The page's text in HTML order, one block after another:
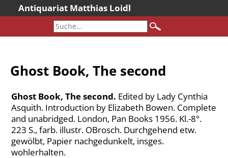
Antiquariat Matthias Loidl
Aktuelles
Neueingänge
Sonderangebote
Katalogarchiv
Newsletter
Über uns
Ghost Book, The second
Ghost Book, The second. Edited by Lady Cynthia
Asquith. Introduction by Elizabeth Bowen. Complete
and unabridged. London, Pan Books 1956. Kl.-8°.
223 S., farb. illustr. OBrosch. Durchgehend etw.
gewölbt, Papier nachgedunkelt, insges.
wohlerhalten.